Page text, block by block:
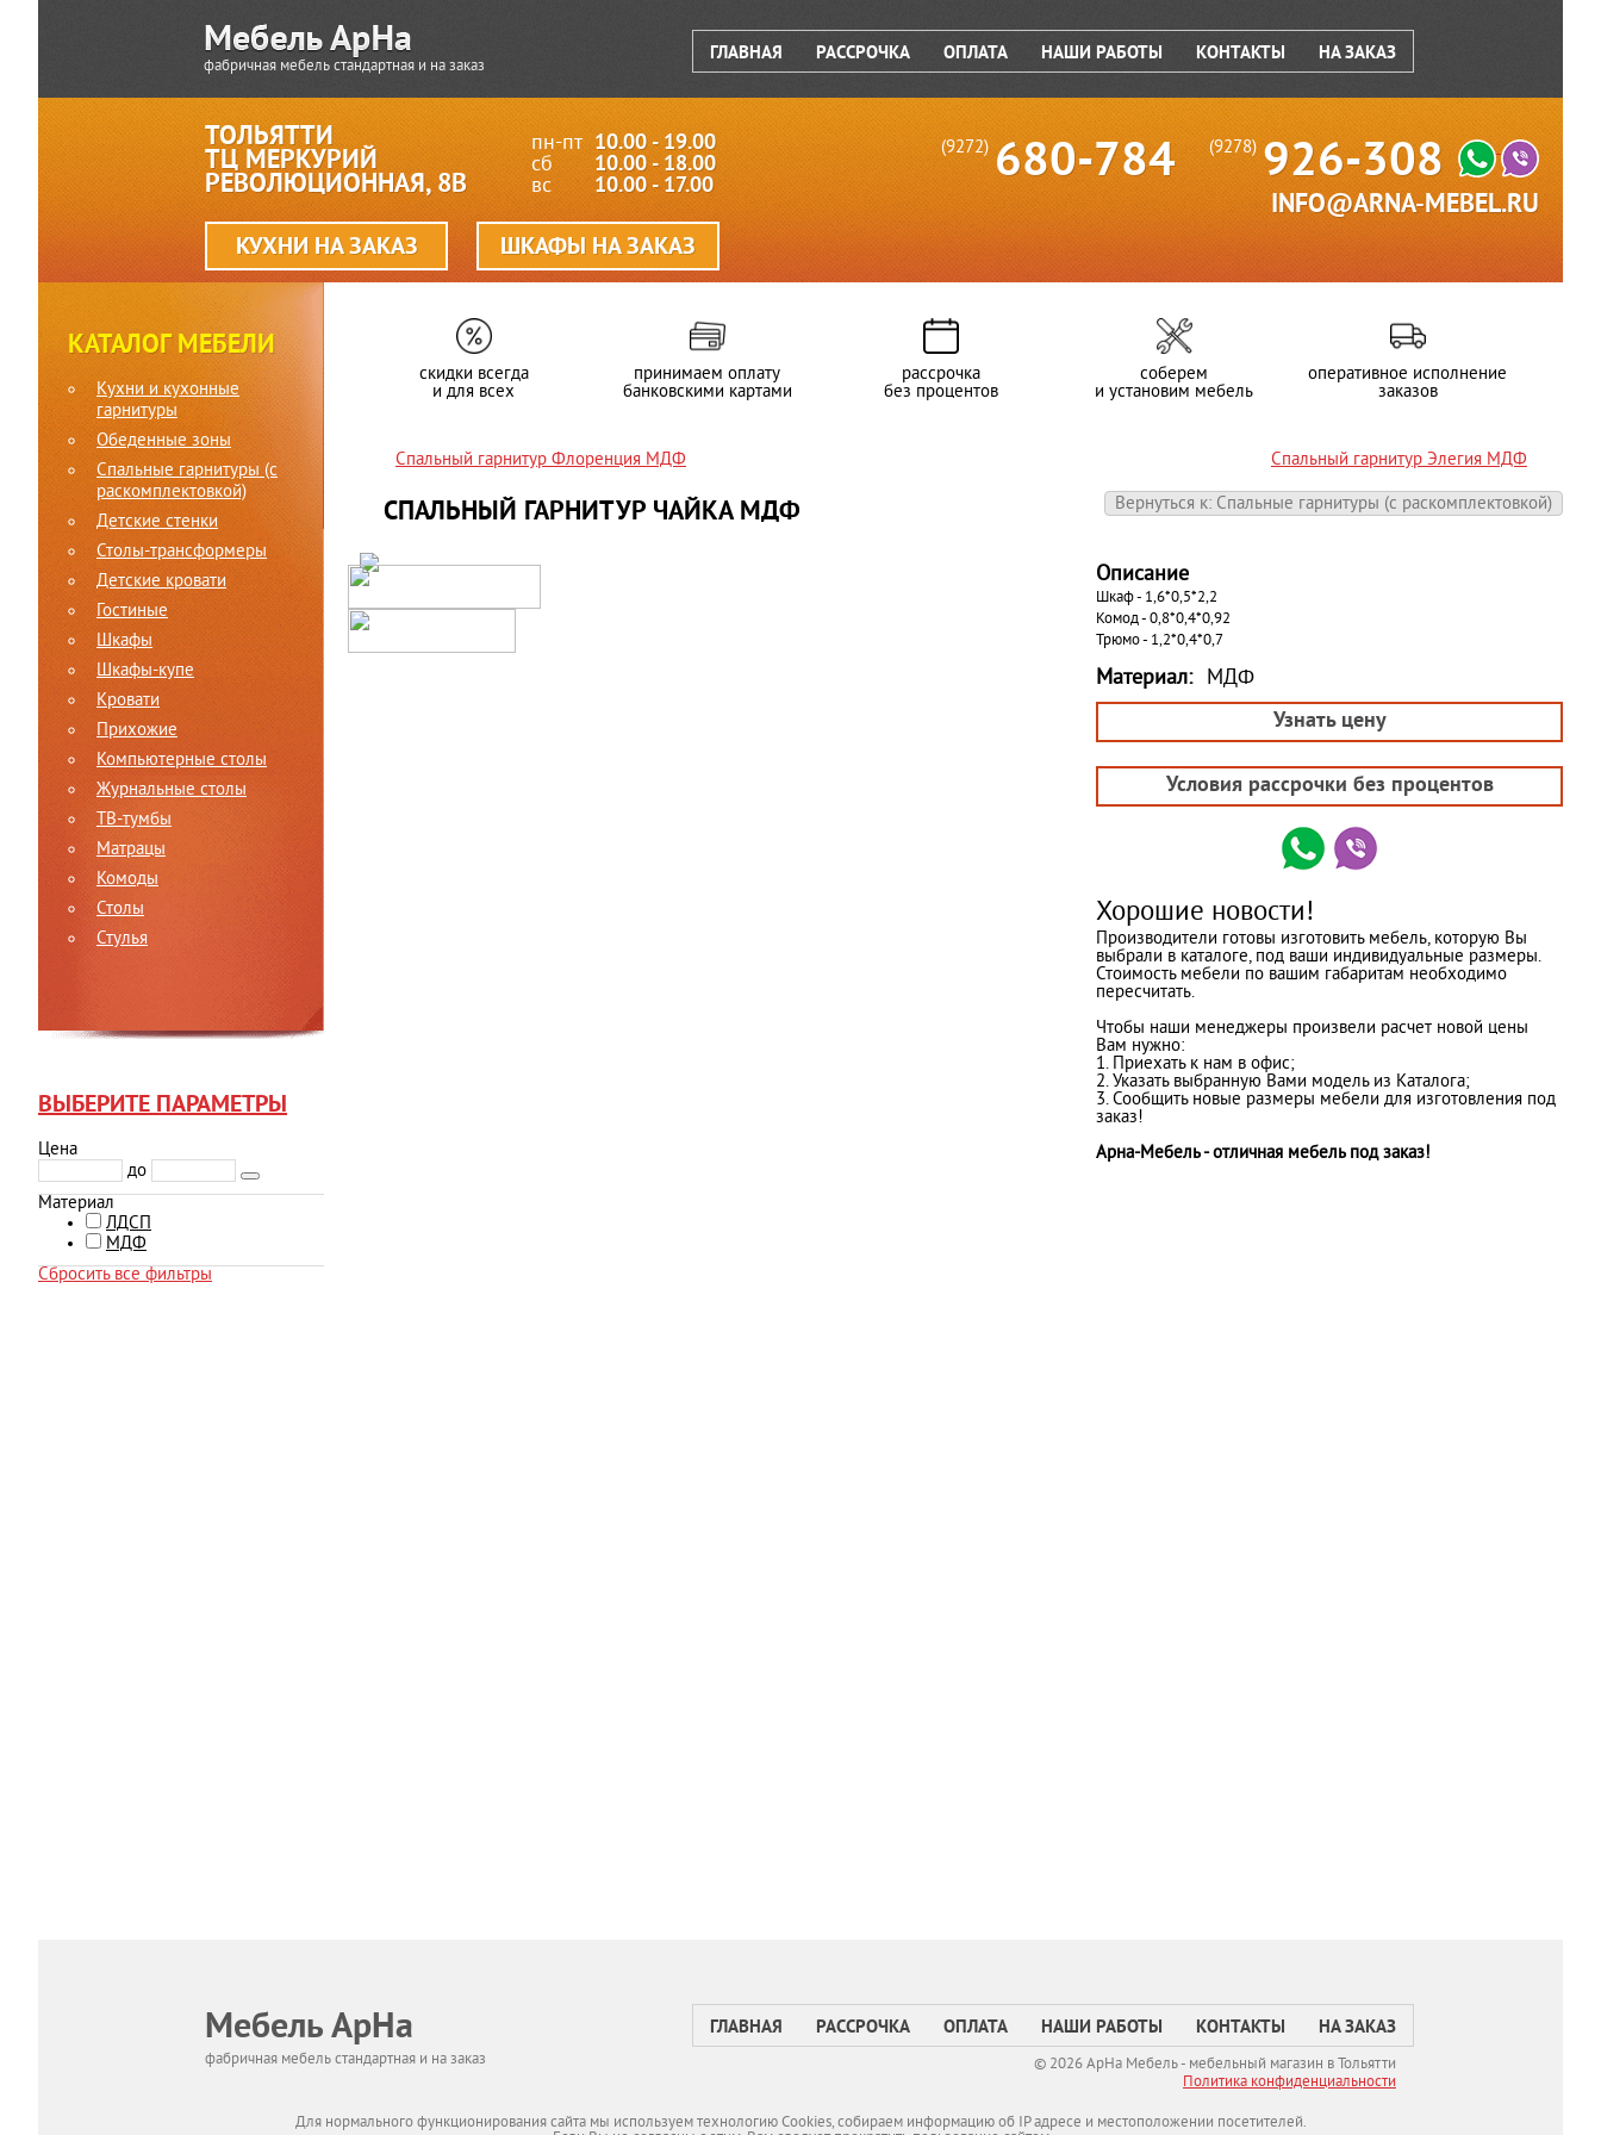
фабричная мебель стандартная и на заказ
ГЛАВНАЯ РАССРОЧКА ОПЛАТА НАШИ РАБОТЫ КОНТАКТЫ НА ЗАКАЗ
(9272) 680-784 (9278) 926-308
INFO@ARNA-MEBEL.RU
ТОЛЬЯТТИ
ТЦ МЕРКУРИЙ
РЕВОЛЮЦИОННАЯ, 8В
пн-пт 10.00 - 19.00
сб 10.00 - 18.00
вс 10.00 - 17.00
КУХНИ НА ЗАКАЗ ШКАФЫ НА ЗАКАЗ
КАТАЛОГ МЕБЕЛИ
Кухни и кухонные
гарнитуры
Обеденные зоны
Спальные гарнитуры (c
раскомплектовкой)
Детские стенки
Столы-трансформеры
Детские кровати
Гостиные
Шкафы
Шкафы-купе
Кровати
Прихожие
Компьютерные столы
Журнальные столы
ТВ-тумбы
Матрацы
Комоды
Столы
Стулья
ВЫБЕРИТЕ ПАРАМЕТРЫ
Цена
до
Материал
ЛДСП
МДФ
Сбросить все фильтры
скидки всегда
и для всех
принимаем оплату
банковскими картами
рассрочка
без процентов
соберем
и установим мебель
оперативное исполнение
заказов
Спальный гарнитур Флоренция МДФ
Спальный гарнитур Элегия МДФ
Вернуться к: Спальные гарнитуры (c раскомплектовкой)
СПАЛЬНЫЙ ГАРНИТУР ЧАЙКА МДФ
Описание
Шкаф - 1,6*0,5*2,2
Комод - 0,8*0,4*0,92
Трюмо - 1,2*0,4*0,7
Материал: МДФ
Узнать цену
Условия рассрочки без процентов
Хорошие новости!
Производители готовы изготовить мебель, которую Вы
выбрали в каталоге, под ваши индивидуальные размеры.
Стоимость мебели по вашим габаритам необходимо
пересчитать.
Чтобы наши менеджеры произвели расчет новой цены
Вам нужно:
1. Приехать к нам в офис;
2. Указать выбранную Вами модель из Каталога;
3. Сообщить новые размеры мебели для изготовления под
заказ!
Арна-Мебель - отличная мебель под заказ!
Мебель АрНа
фабричная мебель стандартная и на заказ
ГЛАВНАЯ РАССРОЧКА ОПЛАТА НАШИ РАБОТЫ КОНТАКТЫ НА ЗАКАЗ
© 2026 АрНа Мебель - мебельный магазин в Тольятти
Политикa конфиденциальности
Для нормального функционирования сайта мы используем технологию Cookies, собираем информацию об IP адресе и местоположении посетителей.